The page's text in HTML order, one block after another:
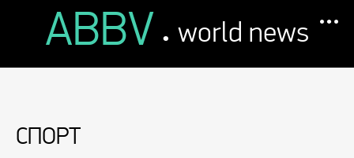
ABBV . world news
СПОРТ